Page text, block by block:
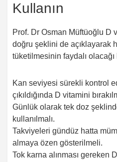
Kullanın
Prof. Dr Osman Müftüoğlu D
doğru şeklini de açıklayarak
tüketilmesinin faydalı
Kan seviyesi sürekli kontrol
çıkıldığında D vitamini
Günlük olarak tek doz
kullanılmalı.
Takviyeleri gündüz hatta
almaya özen gösterilmeli.
Tok karna alınması gereken